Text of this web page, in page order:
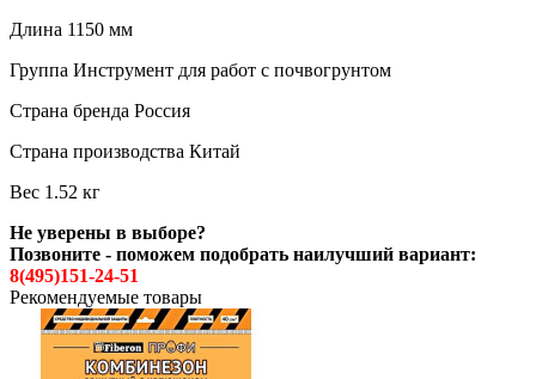
Длина 1150 мм
Группа Инструмент для работ с почвогрунтом
Страна бренда Россия
Страна производства Китай
Вес 1.52 кг
Не уверены в выборе?
Позвоните - поможем подобрать наилучший вариант:
8(495)151-24-51
Рекомендуемые товары